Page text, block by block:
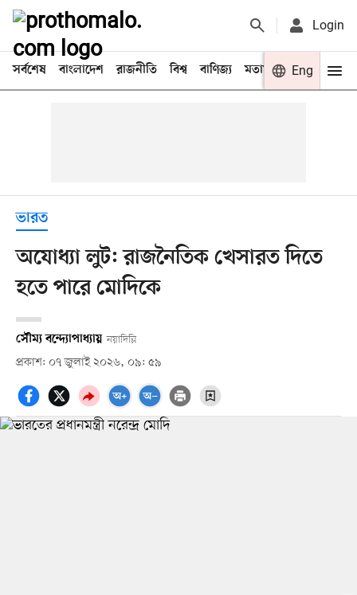
Login
সর্বশেষ বাংলাদেশ রাজনীতি বিশ্ব বাণিজ্য মতামত খেলা
Eng
ভারত
অযোধ্যা লুট: রাজনৈতিক খেসারত দিতে
হতে পারে মোদিকে
সৌম্য বন্দ্যোপাধ্যায় নয়াদিল্লি
প্রকাশ: ০৭ জুলাই ২০২৬, ০৯: ৫৯